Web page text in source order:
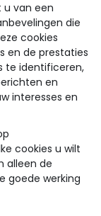
van een
die
cookies
en de prestaties
te identificeren,
en
interesses en
cookies u wilt
alleen de
goede werking